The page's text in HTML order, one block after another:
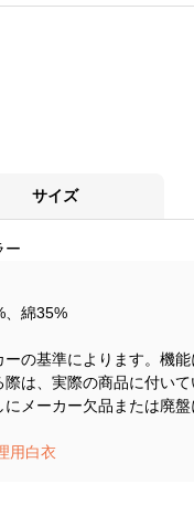
サイズ
ー
、綿35%
ーの基準によります。機
際は、実際の商品に付い
にメーカー欠品または廃
用白衣